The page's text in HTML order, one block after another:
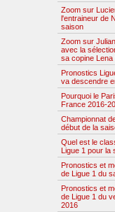
Zoom sur
l'entraineur de
saison
Zoom sur
avec la
sa copine Lena
Pronostics
va descendre
Pourquoi le
France 2016-
Championnat
début de la
Quel est le
Ligue 1 pour la
Pronostics et
de Ligue 1 du
Pronostics et
de Ligue 1 du
2016